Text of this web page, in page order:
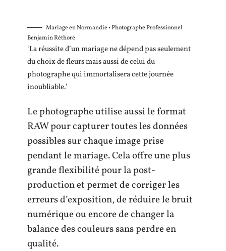
Mariage en Normandie • Photographe Professionnel
Benjamin Réthoré
‘La réussite d’un mariage ne dépend pas seulement
du choix de fleurs mais aussi de celui du
photographe qui immortalisera cette journée
inoubliable.’
Le photographe utilise aussi le format
RAW pour capturer toutes les données
possibles sur chaque image prise
pendant le mariage. Cela offre une plus
grande flexibilité pour la post-
production et permet de corriger les
erreurs d’exposition, de réduire le bruit
numérique ou encore de changer la
balance des couleurs sans perdre en
qualité.